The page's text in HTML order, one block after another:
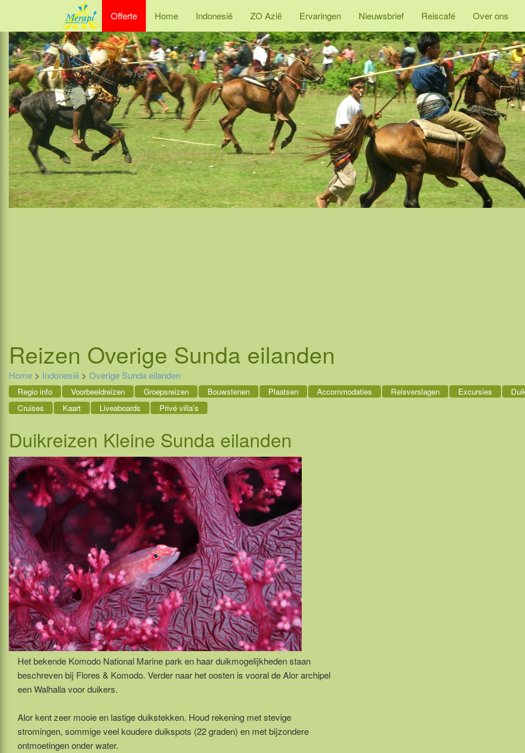
Offerte Home Indonesië ZO Azië Ervaringen Nieuwsbrief Reiscafé Over ons
Reizen Overige Sunda eilanden
Home > Indonesië > Overige Sunda eilanden
Regio info Voorbeeldreizen Groepsreizen Bouwstenen Plaatsen Accommodaties Reisverslagen Excursies
Cruises
Kaart Liveaboards Privé villa's
Duikreizen Kleine Sunda eilanden
Het bekende Komodo National Marine park en haar duikmogelijkheden staan
beschreven bij Flores & Komodo. Verder naar het oosten is vooral de Alor archipel
een Walhalla voor duikers.
Alor kent zeer mooie en lastige duikstekken. Houd rekening met stevige
stromingen, sommige veel koudere duikspots (22 graden) en met bijzondere
ontmoetingen onder water.